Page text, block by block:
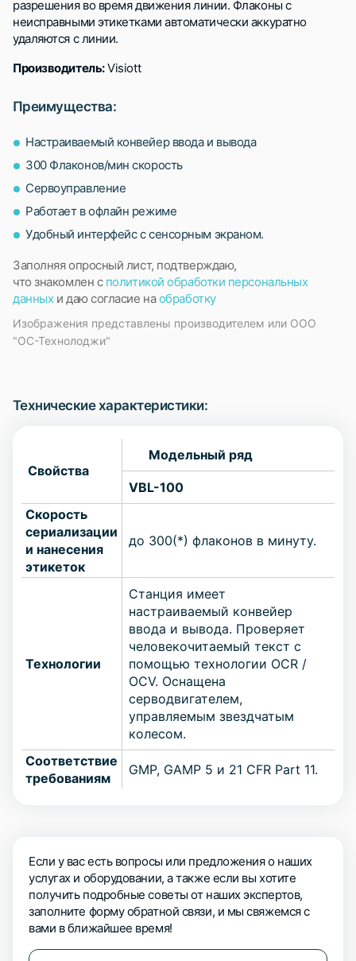
разрешения во время движения линии. Флаконы с
неисправными этикетками автоматически аккуратно
удаляются с линии.
Производитель:Visiott
Преимущества:
Настраиваемый конвейер ввода и вывода
300 Флаконов/мин скорость
Сервоуправление
Работает в офлайн режиме
Удобный интерфейс с сенсорным экраном.
Заполняя опросный лист, подтверждаю,
что знакомлен с политикой обработки персональных
данныхи даю согласие наобработку
Изображения представлены производителем или ООО
"ОС-Технолоджи"
Технические характеристики:
Свойства
Модельный ряд
VBL-100
Скорость
сериализации
и нанесения
этикеток
до 300(*) флаконов в минуту.
Технологии
Станция имеет
настраиваемый конвейер
ввода и вывода. Проверяет
человекочитаемый текст с
помощью технологии OCR /
OCV. Оснащена
серводвигателем,
управляемым звездчатым
колесом.
Соответствие
требованиям
GMP, GAMP 5 и 21 CFR Part 11.
Если у вас есть вопросы или предложения о наших
услугах и оборудовании, а также если вы хотите
получить подробные советы от наших экспертов,
заполните форму обратной связи, и мы свяжемся с
вами в ближайшее время!